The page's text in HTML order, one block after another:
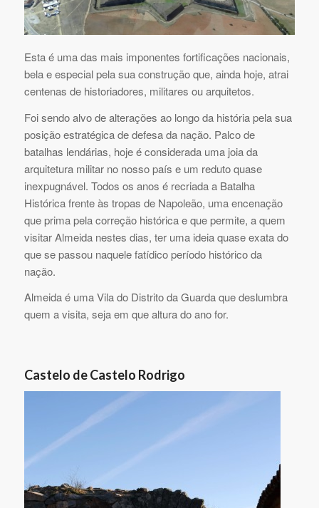
Esta é uma das mais imponentes fortificações nacionais,
bela e especial pela sua construção que, ainda hoje, atrai
centenas de historiadores, militares ou arquitetos.
Foi sendo alvo de alterações ao longo da história pela sua
posição estratégica de defesa da nação. Palco de
batalhas lendárias, hoje é considerada uma joia da
arquitetura militar no nosso país e um reduto quase
inexpugnável. Todos os anos é recriada a Batalha
Histórica frente às tropas de Napoleão, uma encenação
que prima pela correção histórica e que permite, a quem
visitar Almeida nestes dias, ter uma ideia quase exata do
que se passou naquele fatídico período histórico da
nação.
Almeida é uma Vila do Distrito da Guarda que deslumbra
quem a visita, seja em que altura do ano for.
Castelo de Castelo Rodrigo